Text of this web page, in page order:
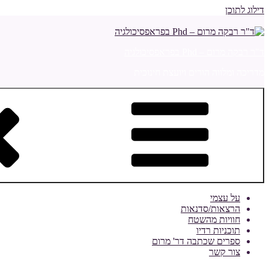
דילוג לתוכן
על עצמי
הרצאות/סדנאות
חוויות מהשטח
תוכניות רדיו
ספרים שכתבה דר' מרום
צור קשר